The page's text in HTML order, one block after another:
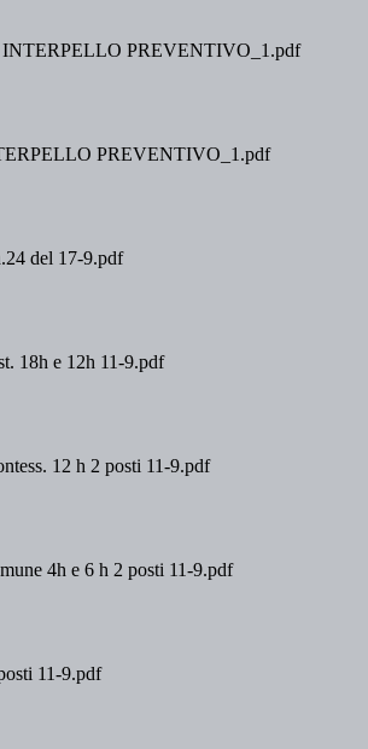
PREVENTIVO_1.pdf
PREVENTIVO_1.pdf
del 17-9.pdf
18h e 12h 11-9.pdf
12 h 2 posti 11-9.pdf
4h e 6 h 2 posti 11-9.pdf
11-9.pdf